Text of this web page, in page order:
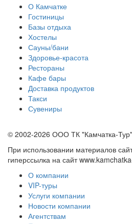
О Камчатке
Гостиницы
Базы отдыха
Хостелы
Сауны/бани
Здоровье-красота
Рестораны
Кафе бары
Доставка продуктов
Такси
Сувениры
© 2002-2026 ООО ТК "Камчатка-Тур"
При использовании материалов
гиперссылка на сайт
О компании
VIP-туры
Услуги компании
Новости компании
Агентствам